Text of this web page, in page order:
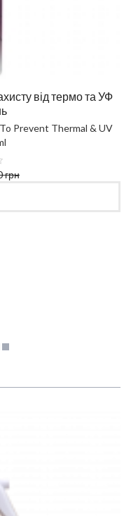
від термо та УФ
Prevent Thermal & UV
грн